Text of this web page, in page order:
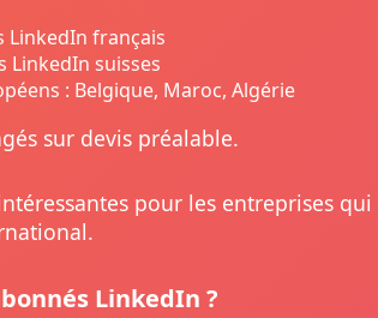
LinkedIn français
LinkedIn suisses
: Belgique, Maroc, Algérie
sur devis préalable.
pour les entreprises qui
LinkedIn ?